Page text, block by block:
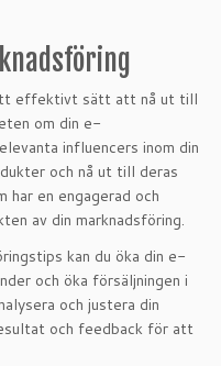
effektivt sätt att nå ut till
om din e-
influencers inom din
och nå ut till deras
en engagerad och
av din marknadsföring.
kan du öka din e-
och öka försäljningen i
och justera din
och feedback för att